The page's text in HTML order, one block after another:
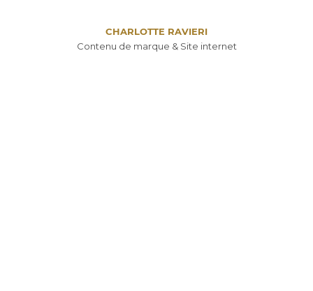
CHARLOTTE RAVIERI
Contenu de marque & Site internet